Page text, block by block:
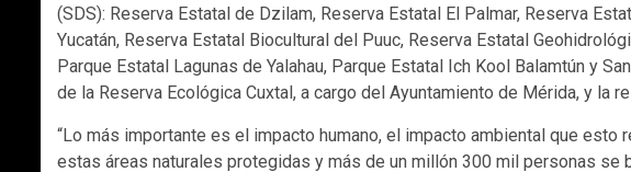
(SDS): Reserva Estatal de Dzilam, Reserva Estatal El Palmar, Reserva
Yucatán, Reserva Estatal Biocultural del Puuc, Reserva Estatal
Parque Estatal Lagunas de Yalahau, Parque Estatal Ich Kool Balamtún y
de la Reserva Ecológica Cuxtal, a cargo del Ayuntamiento de Mérida, y la
“Lo más importante es el impacto humano, el impacto ambiental que
estas áreas naturales protegidas y más de un millón 300 mil personas se